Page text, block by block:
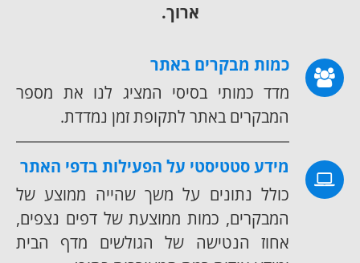
ארוך.
כמות מבקרים באתר
מדד כמותי בסיסי המציג לנו את מספר
המבקרים באתר לתקופת זמן נמדדת.
מידע סטטיסטי על הפעילות בדפי האתר
כולל נתונים על משך שהייה ממוצע של
המבקרים, כמות ממוצעת של דפים נצפים,
אחוז הנטישה של הגולשים מדף הבית